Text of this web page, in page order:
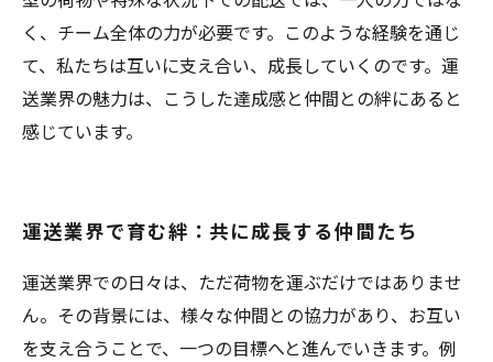
く、チーム全体の力が必要です。このような経験を通じ
て、私たちは互いに支え合い、成長していくのです。運
送業界の魅力は、こうした達成感と仲間との絆にあると
感じています。
運送業界で育む絆：共に成長する仲間たち
運送業界での日々は、ただ荷物を運ぶだけではありませ
ん。その背景には、様々な仲間との協力があり、お互い
を支え合うことで、一つの目標へと進んでいきます。例